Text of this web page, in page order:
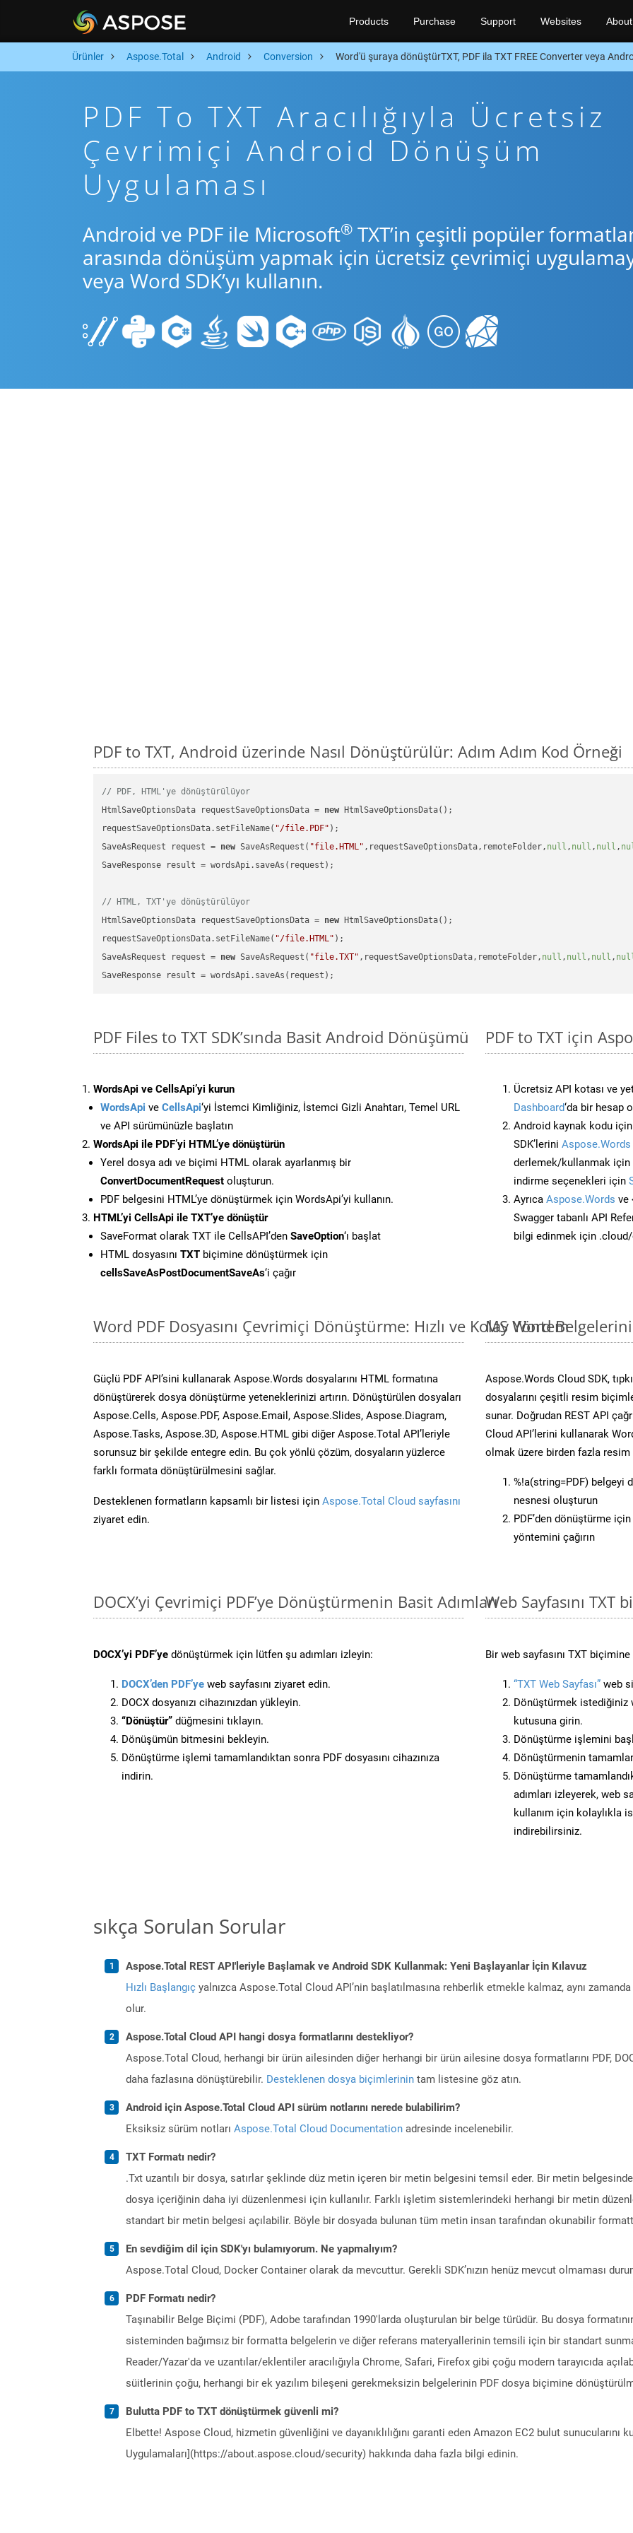
Products Purchase Support Websites About
Ürünler Aspose.Total Android Conversion Word'ü şuraya dönüştürTXT, PDF ila TXT FREE Converter veya
PDF To TXT Aracılığıyla Ücretsiz
Çevrimiçi Android Dönüşüm
Uygulaması
Android ve PDF ile Microsoft® TXT’in çeşitli popüler
arasında dönüşüm yapmak için ücretsiz çevrimiçi
veya Word SDK’yı kullanın.
PDF to TXT, Android üzerinde Nasıl Dönüştürülür: Adım Adım Kod Örneği
// PDF, HTML'ye dönüştürülüyor
HtmlSaveOptionsData requestSaveOptionsData = new HtmlSaveOptionsData();
requestSaveOptionsData.setFileName( "/file.PDF" );
SaveAsRequest request = new SaveAsRequest( "file.HTML" ,requestSaveOptionsData,remoteFolder, null , null , null ,
SaveResponse result = wordsApi.saveAs(request);
// HTML, TXT'ye dönüştürülüyor
HtmlSaveOptionsData requestSaveOptionsData = new HtmlSaveOptionsData();
requestSaveOptionsData.setFileName( "/file.HTML" );
SaveAsRequest request = new SaveAsRequest( "file.TXT" ,requestSaveOptionsData,remoteFolder, null , null , null ,
PDF Files to TXT SDK’sında Basit Android Dönüşümü
WordsApi ve CellsApi’yi kurun
WordsApi ve CellsApi‘yi İstemci Kimliğiniz, İstemci Gizli Anahtarı, Temel URL
ve API sürümünüzle başlatın
WordsApi ile PDF’yi HTML’ye dönüştürün
Yerel dosya adı ve biçimi HTML olarak ayarlanmış bir
ConvertDocumentRequest oluşturun.
PDF belgesini HTML’ye dönüştürmek için WordsApi’yi kullanın.
HTML’yi CellsApi ile TXT’ye dönüştür
SaveFormat olarak TXT ile CellsAPI’den SaveOption‘ı başlat
HTML dosyasını TXT biçimine dönüştürmek için
cellsSaveAsPostDocumentSaveAs‘i çağır
PDF to TXT için
Ücretsiz API kotası ve
Dashboard‘da bir hesap
Android kaynak kodu
SDK’lerini Aspose.Words
derlemek/kullanmak için
indirme seçenekleri için
Ayrıca Aspose.Words ve
Swagger tabanlı API
bilgi edinmek için
Word PDF Dosyasını Çevrimiçi Dönüştürme: Hızlı ve Kolay Yöntem
Güçlü PDF API’sini kullanarak Aspose.Words dosyalarını HTML formatına
dönüştürerek dosya dönüştürme yeteneklerinizi artırın. Dönüştürülen dosyaları
Aspose.Cells, Aspose.PDF, Aspose.Email, Aspose.Slides, Aspose.Diagram,
Aspose.Tasks, Aspose.3D, Aspose.HTML gibi diğer Aspose.Total API’leriyle
sorunsuz bir şekilde entegre edin. Bu çok yönlü çözüm, dosyaların yüzlerce
farklı formata dönüştürülmesini sağlar.
Desteklenen formatların kapsamlı bir listesi için Aspose.Total Cloud sayfasını
ziyaret edin.
MS Word
Aspose.Words Cloud SDK,
dosyalarını çeşitli resim
sunar. Doğrudan REST API
Cloud API’lerini kullanarak
olmak üzere birden fazla
%!a(string=PDF) belgeyi
nesnesi oluşturun
PDF’den dönüştürme
yöntemini çağırın
DOCX’yi Çevrimiçi PDF’ye Dönüştürmenin Basit Adımları
DOCX’yi PDF’ye dönüştürmek için lütfen şu adımları izleyin:
DOCX’den PDF’ye web sayfasını ziyaret edin.
DOCX dosyanızı cihazınızdan yükleyin.
“Dönüştür” düğmesini tıklayın.
Dönüşümün bitmesini bekleyin.
Dönüştürme işlemi tamamlandıktan sonra PDF dosyasını cihazınıza
indirin.
Web Sayfasını
Bir web sayfasını TXT
“TXT Web Sayfası” web
Dönüştürmek istediğiniz
kutusuna girin.
Dönüştürme işlemini
Dönüştürmenin
Dönüştürme
adımları izleyerek, web
kullanım için kolaylıkla
indirebilirsiniz.
sıkça Sorulan Sorular
Aspose.Total REST API'leriyle Başlamak ve Android SDK Kullanmak: Yeni Başlayanlar İçin Kılavuz
Hızlı Başlangıç yalnızca Aspose.Total Cloud API’nin başlatılmasına rehberlik etmekle kalmaz, aynı
olur.
Aspose.Total Cloud API hangi dosya formatlarını destekliyor?
Aspose.Total Cloud, herhangi bir ürün ailesinden diğer herhangi bir ürün ailesine dosya formatlarını PDF,
daha fazlasına dönüştürebilir. Desteklenen dosya biçimlerinin tam listesine göz atın.
Android için Aspose.Total Cloud API sürüm notlarını nerede bulabilirim?
Eksiksiz sürüm notları Aspose.Total Cloud Documentation adresinde incelenebilir.
TXT Formatı nedir?
.Txt uzantılı bir dosya, satırlar şeklinde düz metin içeren bir metin belgesini temsil eder. Bir metin
dosya içeriğinin daha iyi düzenlenmesi için kullanılır. Farklı işletim sistemlerindeki herhangi bir metin
standart bir metin belgesi açılabilir. Böyle bir dosyada bulunan tüm metin insan tarafından okunabilir
En sevdiğim dil için SDK'yı bulamıyorum. Ne yapmalıyım?
Aspose.Total Cloud, Docker Container olarak da mevcuttur. Gerekli SDK’nızın henüz mevcut olmaması
PDF Formatı nedir?
Taşınabilir Belge Biçimi (PDF), Adobe tarafından 1990'larda oluşturulan bir belge türüdür. Bu dosya
sisteminden bağımsız bir formatta belgelerin ve diğer referans materyallerinin temsili için bir standart
Reader/Yazar'da ve uzantılar/eklentiler aracılığıyla Chrome, Safari, Firefox gibi çoğu modern tarayıcıda
süitlerinin çoğu, herhangi bir ek yazılım bileşeni gerekmeksizin belgelerinin PDF dosya biçimine
Bulutta PDF to TXT dönüştürmek güvenli mi?
Elbette! Aspose Cloud, hizmetin güvenliğini ve dayanıklılığını garanti eden Amazon EC2 bulut sunucularını
Uygulamaları](https://about.aspose.cloud/security) hakkında daha fazla bilgi edinin.